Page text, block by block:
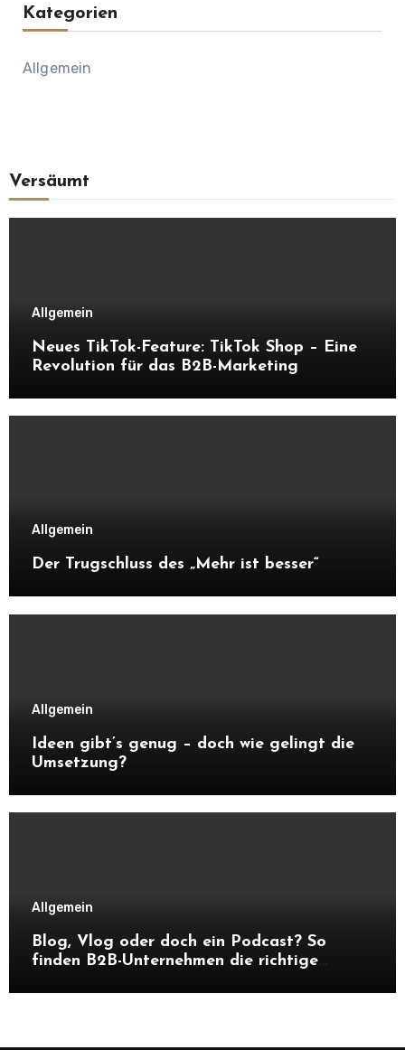
Kategorien
Allgemein
Versäumt
Allgemein
Neues TikTok-Feature: TikTok Shop – Eine
Revolution für das B2B-Marketing
Allgemein
Der Trugschluss des „Mehr ist besser“
Allgemein
Ideen gibt’s genug – doch wie gelingt die
Umsetzung?
Allgemein
Blog, Vlog oder doch ein Podcast? So
finden B2B-Unternehmen die richtige